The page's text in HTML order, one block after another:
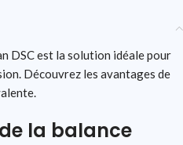
DSC est la solution idéale pour
Découvrez les avantages de
la balance